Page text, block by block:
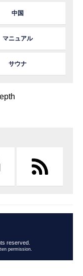
中国
マニュアル
サウナ
reserved.
permission.